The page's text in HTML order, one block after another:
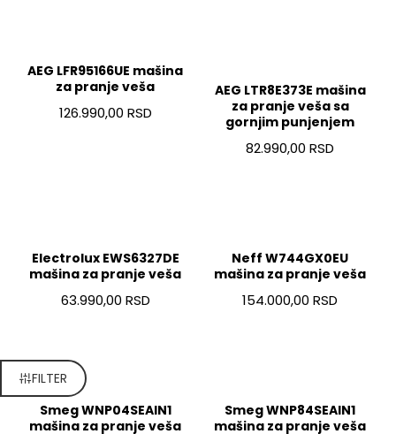
AEG LFR95166UE mašina
za pranje veša
126.990,00 RSD
AEG LTR8E373E mašina
za pranje veša sa
gornjim punjenjem
82.990,00 RSD
Electrolux EWS6327DE
mašina za pranje veša
63.990,00 RSD
Neff W744GX0EU
mašina za pranje veša
154.000,00 RSD
Smeg WNP04SEAIN1
mašina za pranje veša
Smeg WNP84SEAIN1
mašina za pranje veša
FILTER